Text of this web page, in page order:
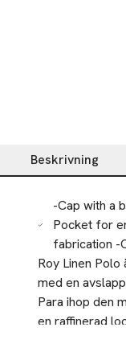
Beskrivning
Beskrivning
-Cap with a
Pocket for
fabrication -
Roy Linen
med en
Para ihop den
en raffinerad